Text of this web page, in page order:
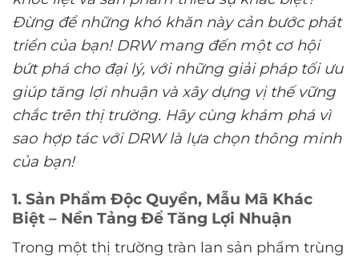
Đừng để những khó khăn này cản bước phát
triển của bạn! DRW mang đến một cơ hội
bứt phá cho đại lý, với những giải pháp tối ưu
giúp tăng lợi nhuận và xây dựng vị thế vững
chắc trên thị trường. Hãy cùng khám phá vì
sao hợp tác với DRW là lựa chọn thông minh
của bạn!
1. Sản Phẩm Độc Quyền, Mẫu Mã Khác
Biệt – Nền Tảng Để Tăng Lợi Nhuận
Trong một thị trường tràn lan sản phẩm trùng